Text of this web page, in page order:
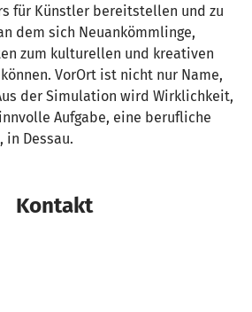
für Künstler bereitstellen und zu
dem sich Neuankömmlinge,
zum kulturellen und kreativen
VorOrt ist nicht nur Name,
der Simulation wird Wirklichkeit,
Aufgabe, eine berufliche
in Dessau.
Kontakt